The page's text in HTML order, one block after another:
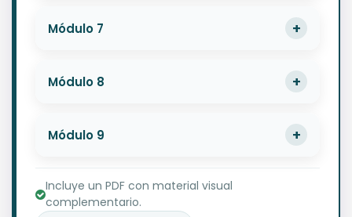
Módulo 7
Módulo 8
Módulo 9
Incluye un PDF con material visual
complementario.